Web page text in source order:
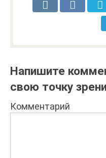
Напишите
свою точку
Комментарий